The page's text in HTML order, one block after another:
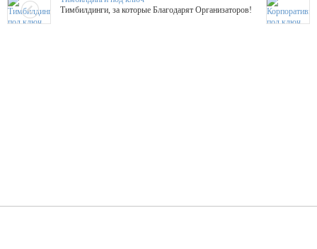
Тимбилдинги, за которые Благодарят Организаторов!